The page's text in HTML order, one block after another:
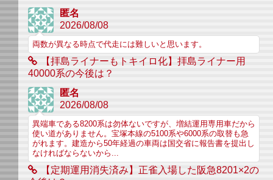
匿名
2026/08/08
両数が異なる時点で代走には難しいと思います。
【拝島ライナーもトキイロ化】拝島ライナー用
40000系の今後は？
匿名
2026/08/08
異端車である8200系は勿体ないですが、増結運用専用車だから
使い道がありません。宝塚本線の5100系や6000系の取替も急
がれます。建造から50年経過の車両は国交省に報告書を提出し
なければならないから...
【定期運用消失済み】正雀入場した阪急8201×2の